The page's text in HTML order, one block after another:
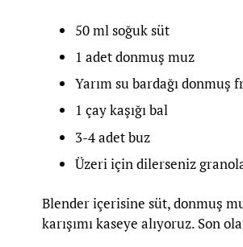
50 ml soğuk süt
1 adet donmuş muz
Yarım su bardağı donmuş
1 çay kaşığı bal
3-4 adet buz
Üzeri için dilerseniz
Blender içerisine süt, donmuş
karışımı kaseye alıyoruz.